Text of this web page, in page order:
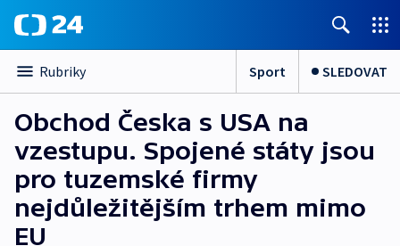
Rubriky Sport SLEDOVAT
Obchod Česka s USA na
vzestupu. Spojené státy jsou
pro tuzemské firmy
nejdůležitějším trhem mimo
EU